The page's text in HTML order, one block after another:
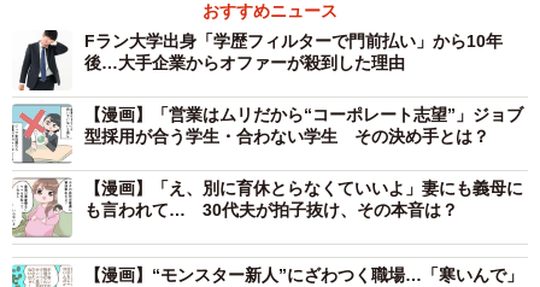
Aさんが就職先に求めた希望は以下のようなものでした。
・初任地はできれば実家から通える範囲が望ましいこと。
将来的に転勤が必要になった場合も、手当があり、配属先
が極端に不便な場所でなければ受け入れられること。
・営業職よりも、総務・経理・人事などのバックオフィス
業務に興味があること。ただし、面白そうな企業であれ
おすすめニュース
Fラン大学出身「学歴フィルターで門前払い」から10年
後…大手企業からオファーが殺到した理由
【漫画】「営業はムリだから“コーポレート志望”」ジョブ
型採用が合う学生・合わない学生 その決め手とは？
【漫画】「え、別に育休とらなくていいよ」妻にも義母に
も言われて… 30代夫が拍子抜け、その本音は？
【漫画】“モンスター新人”にざわつく職場…「寒いんで」